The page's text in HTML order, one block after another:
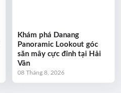
Khám phá Danang
Panoramic Lookout góc
săn mây cực đỉnh tại Hải
Vân
08 Tháng 8, 2026